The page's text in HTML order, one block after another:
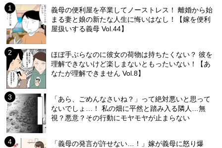
義母の便利屋を卒業してノーストレス！ 離婚から始
まる妻と娘の新たな人生に悔いはなし！【嫁を便利
屋扱いする義母 Vol.44】
ほぼ手ぶらなのに彼女の荷物は持ちたくない？ 彼を
理解できないけど楽しまないともったいない！【あ
なたが理解できません Vol.8】
「あら、ごめんなさいね？」って絶対悪いと思って
ないでしょ…！ 私の畑に平然と踏み入る隣人…無
視？悪意？その行動にモヤモヤが止まらない
「義母の発言が許せない…！」嫁が義母に怒り爆